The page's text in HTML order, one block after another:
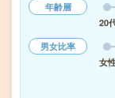
年齢層
20
男女比率
女